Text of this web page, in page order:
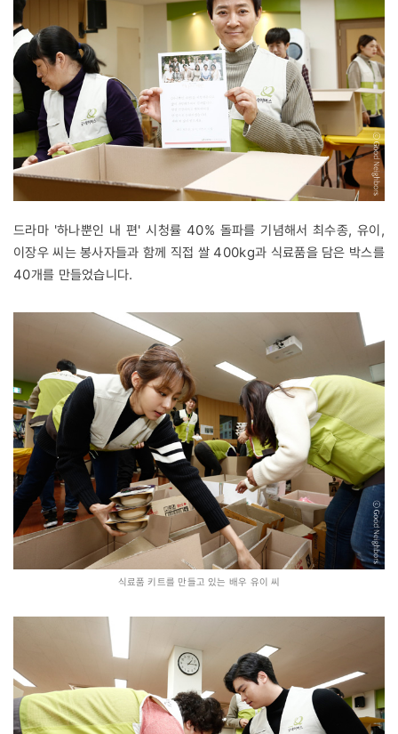
드라마 '하나뿐인 내 편' 시청률 40% 돌파를 기념해서 최수종, 유이,
이장우 씨는 봉사자들과 함께 직접 쌀 400kg과 식료품을 담은 박스를
40개를 만들었습니다.
식료품 키트를 만들고 있는 배우 유이 씨